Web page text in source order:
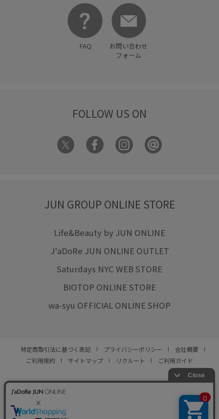
FAQ
お問い合わせ
フォーム
FOLLOW US ON
JUN GROUP ONLINE STORE
Life&Beauty by JUN ONLINE
J'aDoRe JUN ONLINE OUTLET
Saturdays NYC WEB STORE
BIOTOP ONLINE STORE
wa-syu OFFICIAL ONLINE SHOP
特定商取引法に基づく表記 プライバシーポリシー
会社概要
ご利用規約
サイトマップ リクルート ご利用ガイド
© JUN CO.,LTD. ALL RIGHTS RESERVED.